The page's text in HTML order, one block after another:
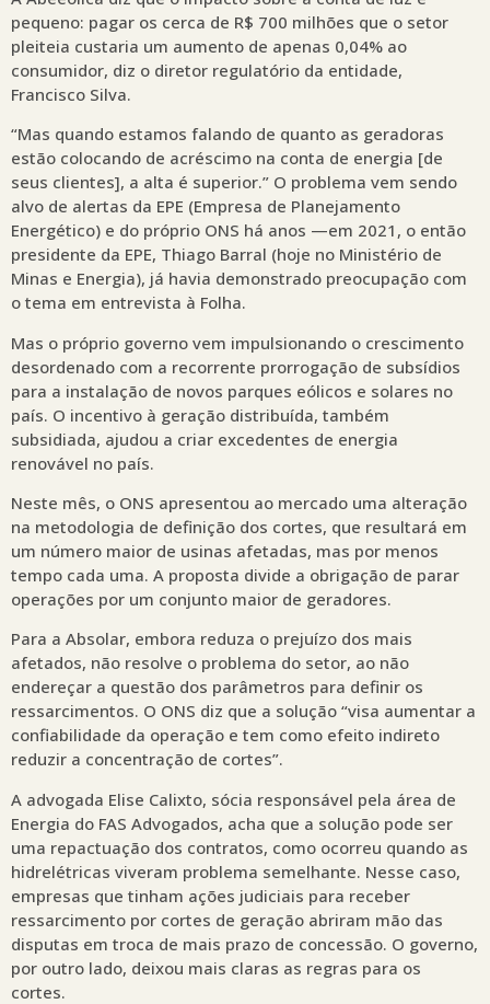
pequeno: pagar os cerca de R$ 700 milhões que o setor
pleiteia custaria um aumento de apenas 0,04% ao
consumidor, diz o diretor regulatório da entidade,
Francisco Silva.
“Mas quando estamos falando de quanto as geradoras
estão colocando de acréscimo na conta de energia [de
seus clientes], a alta é superior.” O problema vem sendo
alvo de alertas da EPE (Empresa de Planejamento
Energético) e do próprio ONS há anos —em 2021, o então
presidente da EPE, Thiago Barral (hoje no Ministério de
Minas e Energia), já havia demonstrado preocupação com
o tema em entrevista à Folha.
Mas o próprio governo vem impulsionando o crescimento
desordenado com a recorrente prorrogação de subsídios
para a instalação de novos parques eólicos e solares no
país. O incentivo à geração distribuída, também
subsidiada, ajudou a criar excedentes de energia
renovável no país.
Neste mês, o ONS apresentou ao mercado uma alteração
na metodologia de definição dos cortes, que resultará em
um número maior de usinas afetadas, mas por menos
tempo cada uma. A proposta divide a obrigação de parar
operações por um conjunto maior de geradores.
Para a Absolar, embora reduza o prejuízo dos mais
afetados, não resolve o problema do setor, ao não
endereçar a questão dos parâmetros para definir os
ressarcimentos. O ONS diz que a solução “visa aumentar a
confiabilidade da operação e tem como efeito indireto
reduzir a concentração de cortes”.
A advogada Elise Calixto, sócia responsável pela área de
Energia do FAS Advogados, acha que a solução pode ser
uma repactuação dos contratos, como ocorreu quando as
hidrelétricas viveram problema semelhante. Nesse caso,
empresas que tinham ações judiciais para receber
ressarcimento por cortes de geração abriram mão das
disputas em troca de mais prazo de concessão. O governo,
por outro lado, deixou mais claras as regras para os
cortes.